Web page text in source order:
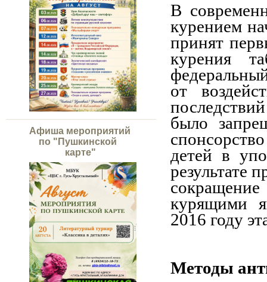
Афиша мероприятий
по "Пушкинской
карте"
В
курением
принят
курения
от
было
детей в
результате
курящими
2016 году
Методы